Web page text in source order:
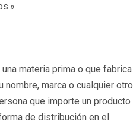
materia prima o que fabrica
marca o cualquier otro
que importe un producto
de distribución en el